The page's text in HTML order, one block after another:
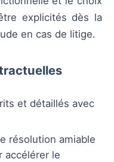
explicités dès la
en cas de litige.
et détaillés avec
résolution amiable
accélérer le